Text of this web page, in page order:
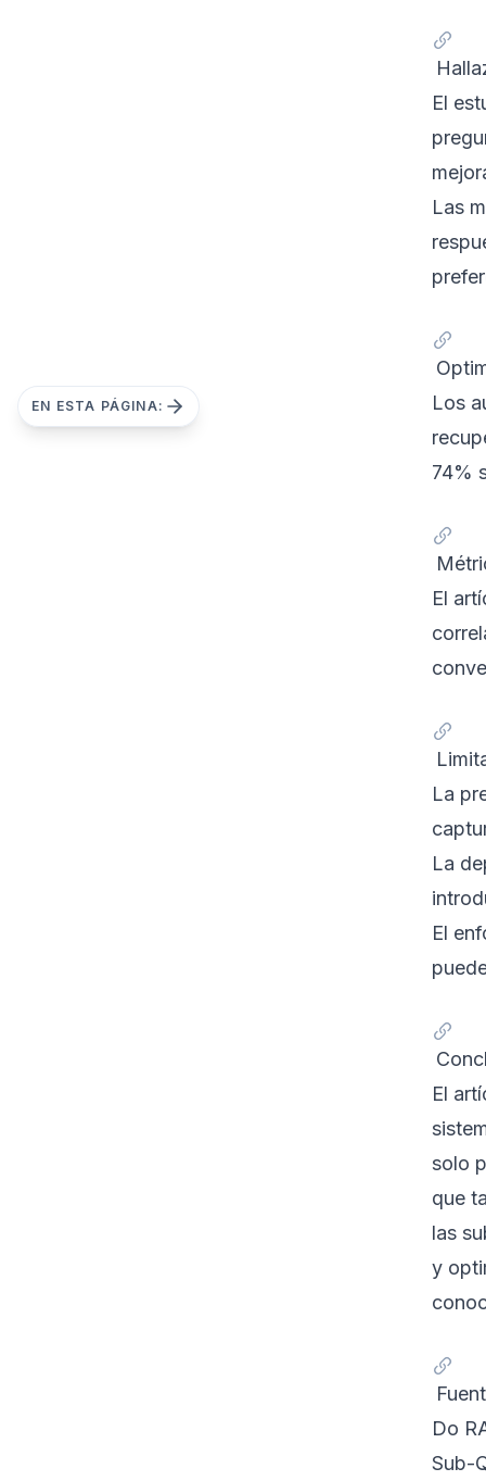
EN ESTA PÁGINA:
El
Las
Los
74%
El
La
La
El
El
solo
que
las
y
Do
Sub-